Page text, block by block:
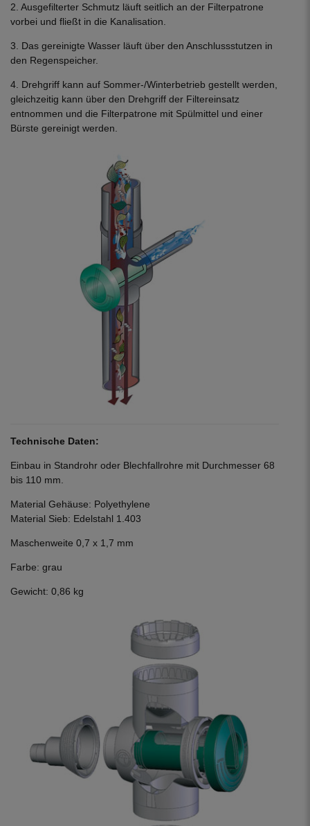
2. Ausgefilterter Schmutz läuft seitlich an der Filterpatrone
vorbei und fließt in die Kanalisation.
3. Das gereinigte Wasser läuft über den Anschlussstutzen in
den Regenspeicher.
4. Drehgriff kann auf Sommer-/Winterbetrieb gestellt werden,
gleichzeitig kann über den Drehgriff der Filtereinsatz
entnommen und die Filterpatrone mit Spülmittel und einer
Bürste gereinigt werden.
Technische Daten:
Einbau in Standrohr oder Blechfallrohre mit Durchmesser 68
bis 110 mm.
Material Gehäuse: Polyethylene
Material Sieb: Edelstahl 1.403
Maschenweite 0,7 x 1,7 mm
Farbe: grau
Gewicht: 0,86 kg